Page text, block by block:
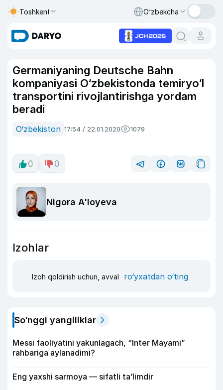
Toshkent O‘zbekcha
Germaniyaning Deutsche Bahn
kompaniyasi O‘zbekistonda temiryo‘l
transportini rivojlantirishga yordam
beradi
O‘zbekiston 17:54 / 22.01.2020 1079
0 0
Nigora A'loyeva
Izohlar
Izoh qoldirish uchun, avval ro‘yxatdan o‘ting
So‘nggi yangiliklar
Messi faoliyatini yakunlagach, “Inter Mayami”
rahbariga aylanadimi?
Eng yaxshi sarmoya — sifatli ta’limdir